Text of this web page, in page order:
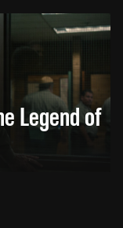
Legend of